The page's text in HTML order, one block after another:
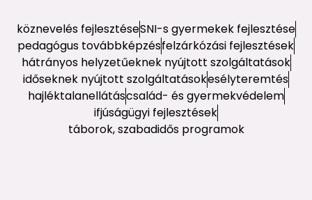
köznevelés fejlesztéseSNI-s gyermekek fejlesztése
pedagógus továbbképzésfelzárkózási fejlesztések
hátrányos helyzetűeknek nyújtott szolgáltatások
időseknek nyújtott szolgáltatásokesélyteremtés
hajléktalanellátáscsalád- és gyermekvédelem
ifjúságügyi fejlesztések
táborok, szabadidős programok